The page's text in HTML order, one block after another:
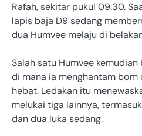
Rafah, sekitar pukul 09.30.
lapis baja D9 sedang
dua Humvee melaju di
Salah satu Humvee
di mana ia menghantam
hebat. Ledakan itu
melukai tiga lainnya,
dan dua luka sedang.